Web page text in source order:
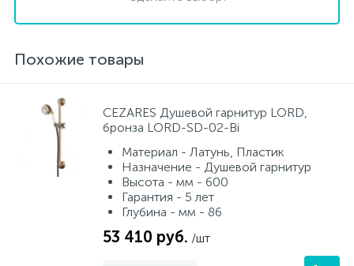
Похожие товары
CEZARES Душевой гарнитур LORD,
бронза LORD-SD-02-Bi
Материал - Латунь, Пластик
Назначение - Душевой гарнитур
Высота - мм - 600
Гарантия - 5 лет
Глубина - мм - 86
53 410 руб. /шт